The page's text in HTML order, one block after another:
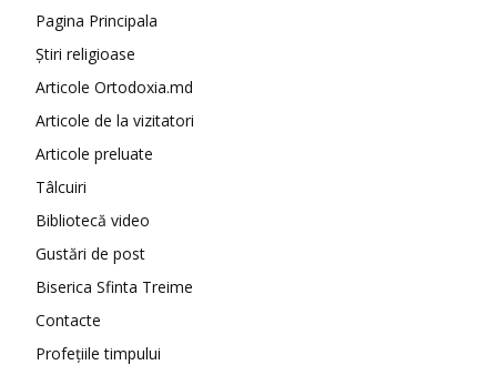
Pagina Principala
Știri religioase
Articole Ortodoxia.md
Articole de la vizitatori
Articole preluate
Tâlcuiri
Bibliotecă video
Gustări de post
Biserica Sfinta Treime
Contacte
Profețiile timpului